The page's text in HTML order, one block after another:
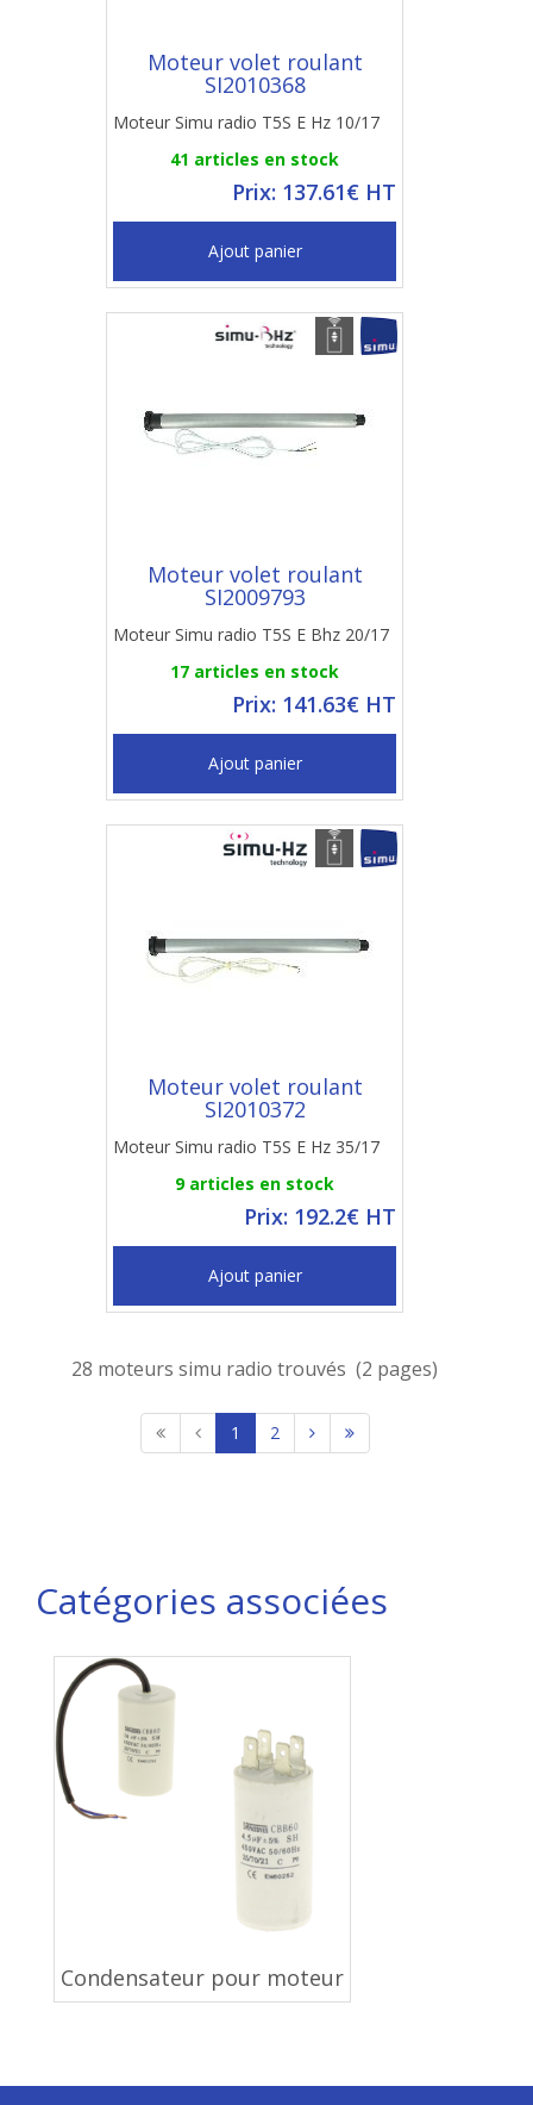
Moteur volet roulant
SI2010368
Moteur Simu radio T5S E Hz 10/17
41 articles en stock
Prix: 137.61€ HT
Ajout panier
Moteur volet roulant
SI2009793
Moteur Simu radio T5S E Bhz 20/17
17 articles en stock
Prix: 141.63€ HT
Ajout panier
Moteur volet roulant
SI2010372
Moteur Simu radio T5S E Hz 35/17
9 articles en stock
Prix: 192.2€ HT
Ajout panier
28 moteurs simu radio trouvés (2 pages)
1 2
Catégories associées
Condensateur pour moteur